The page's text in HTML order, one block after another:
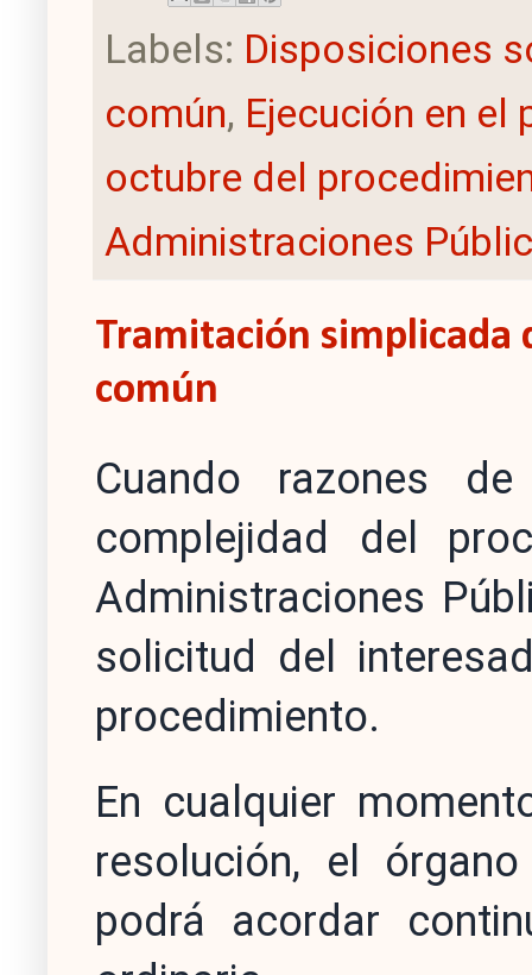
Labels: Disposiciones
común, Ejecución en el
octubre del
Administraciones
Tramitación
común
Cuando razones
complejidad del
Administraciones
solicitud del
procedimiento.
En cualquier
resolución, el
podrá acordar